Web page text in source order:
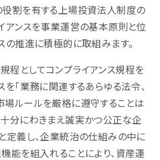
役割を有する上場投資法人制度の
アンスを事業運営の基本原則と位
の推進に積極的に取組みます。
程としてコンプライアンス規程を
を「業務に関連するあらゆる法令、
場ルールを厳格に遵守することは
十分にわきまえ誠実かつ公正な企
定義し、企業統治の仕組みの中に
能を組入れることにより、資産運